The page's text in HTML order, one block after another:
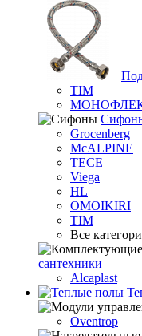
TIM
Grocenberg
McALPINE
TECE
Viega
HL
OMOIKIRI
TIM
Все
сантехники
Alcaplast
Oventrop